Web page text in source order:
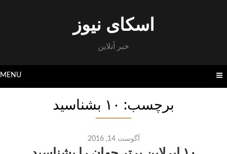
اسکای نیوز
خبر آنلاین
MENU
برچسب: ۱۰ بشناسید
آگوست 14, 2016